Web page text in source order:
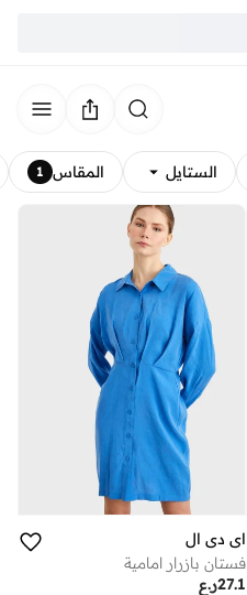
الستايل المقاس 1
اي دي ال
فستان بازرار امامية
ر.ع27.1